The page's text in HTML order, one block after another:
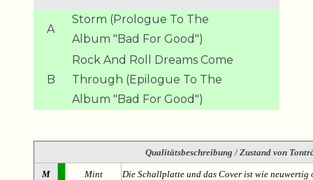
A
Storm (Prologue To The
Album "Bad For Good")
B
Rock And Roll Dreams Come
Through (Epilogue To The
Album "Bad For Good")
Qualitätsbeschreibung / Zustand von
M Mint Die Schallplatte und das Cover ist wie